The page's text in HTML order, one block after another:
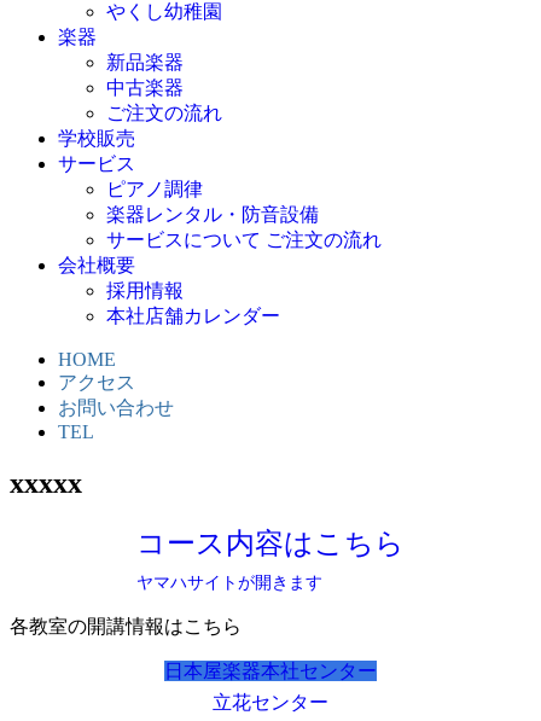
やくし幼稚園
楽器
新品楽器
中古楽器
ご注文の流れ
学校販売
サービス
ピアノ調律
楽器レンタル・防音設備
サービスについて ご注文の流れ
会社概要
採用情報
本社店舗カレンダー
HOME
アクセス
お問い合わせ
TEL
xxxxx
コース内容はこちら
ヤマハサイトが開きます
各教室の開講情報はこちら
日本屋楽器本社センター
立花センター